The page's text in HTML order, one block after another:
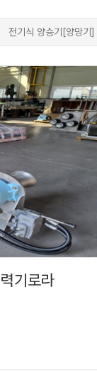
전기식 양승기[양망기]
기로라